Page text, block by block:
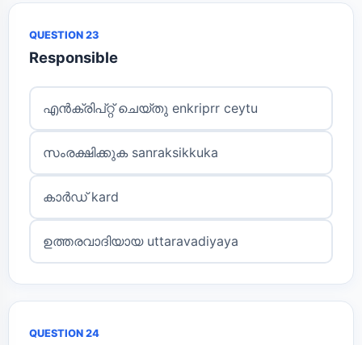
QUESTION 23
Responsible
എൻക്രിപ്റ്റ് ചെയ്തു enkriprr ceytu
സംരക്ഷിക്കുക sanraksikkuka
കാർഡ് kard
ഉത്തരവാദിയായ uttaravadiyaya
QUESTION 24